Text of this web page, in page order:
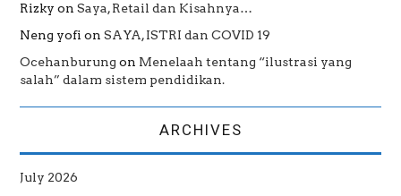
Rizky onSaya, Retail dan Kisahnya…
Neng yofi onSAYA, ISTRI dan COVID 19
Ocehanburung on Menelaah tentang “ilustrasi yang
salah” dalam sistem pendidikan.
ARCHIVES
July 2026